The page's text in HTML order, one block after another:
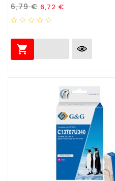
Prezzo Standard
6,79 € Prezzo
6,72 €
